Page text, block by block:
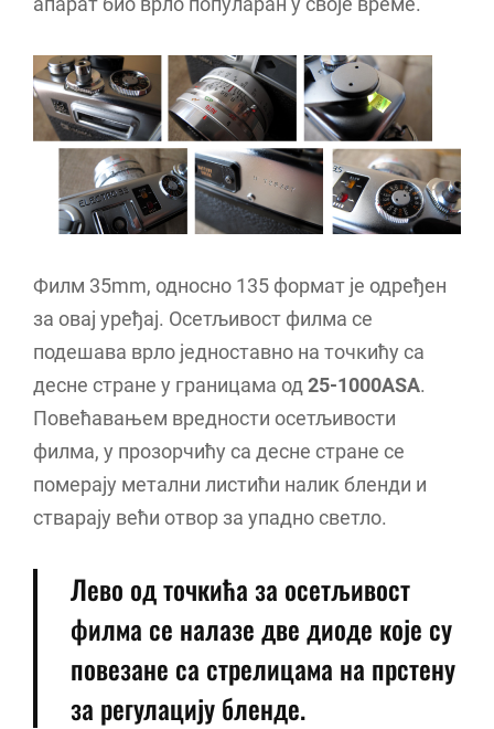
Филм 35mm, односно 135 формат је одређен
за овај уређај. Осетљивост филма се
подешава врло једноставно на точкићу са
десне стране у границама од 25-1000ASA.
Повећавањем вредности осетљивости
филма, у прозорчићу са десне стране се
померају метални листићи налик бленди и
стварају већи отвор за упадно светло.
Лево од точкића за осетљивост
филма се налазе две диоде које су
повезане са стрелицама на прстену
за регулацију бленде.